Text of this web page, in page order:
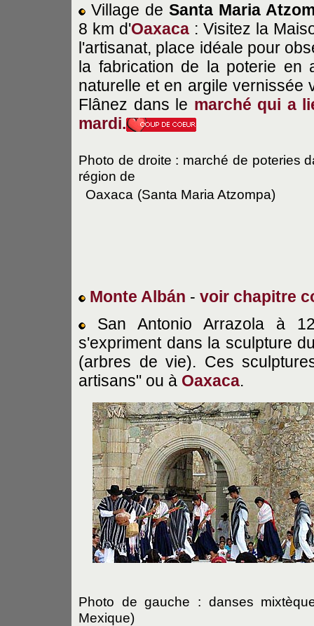
Village de Santa Maria
8 km d'Oaxaca : Visitez la
l'artisanat, place idéale pour
la fabrication de la poterie en
naturelle et en argile vernissée
Flânez dans le marché qui a
mardi.
Photo de droite : marché de poteries
région de
Oaxaca (Santa Maria Atzompa)
Monte Albán - voir chapitre
San Antonio Arrazola à
s'expriment dans la sculpture
(arbres de vie). Ces
artisans" ou à Oaxaca.
Photo de gauche : danses
Mexique)